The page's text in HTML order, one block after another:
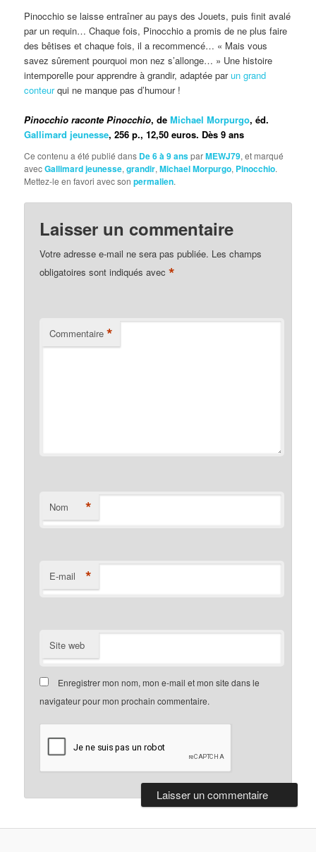
Pinocchio se laisse entraîner au pays des Jouets, puis finit avalé
par un requin… Chaque fois, Pinocchio a promis de ne plus faire
des bêtises et chaque fois, il a recommencé… « Mais vous
savez sûrement pourquoi mon nez s’allonge… » Une histoire
intemporelle pour apprendre à grandir, adaptée parun grand
conteurqui ne manque pas d’humour !
Pinocchio raconte Pinocchio, deMichael Morpurgo, éd.
Gallimard jeunesse, 256 p., 12,50 euros. Dès 9 ans
Ce contenu a été publié dans De 6 à 9 ansparMEWJ79, et marqué
avecGallimard jeunesse,grandir,Michael Morpurgo, Pinocchio.
Mettez-le en favori avec sonpermalien.
Laisser un commentaire
Votre adresse e-mail ne sera pas publiée. Les champs
obligatoires sont indiqués avec*
Commentaire *
Nom *
E-mail *
Site web
Enregistrer mon nom, mon e-mail et mon site dans le
navigateur pour mon prochain commentaire.